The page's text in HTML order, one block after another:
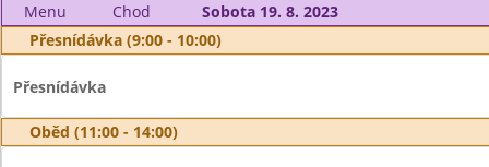
Menu Chod
Sobota 19. 8. 2023
Přesnídávka (9:00 - 10:00)
Přesnídávka
Oběd (11:00 - 14:00)